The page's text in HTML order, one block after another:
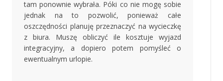
tam ponownie wybrała. Póki co nie mogę sobie
jednak na to pozwolić, ponieważ całe
oszczędności planuję przeznaczyć na wycieczkę
z biura. Muszę obliczyć ile kosztuje wyjazd
integracyjny, a dopiero potem pomyśleć o
ewentualnym urlopie.